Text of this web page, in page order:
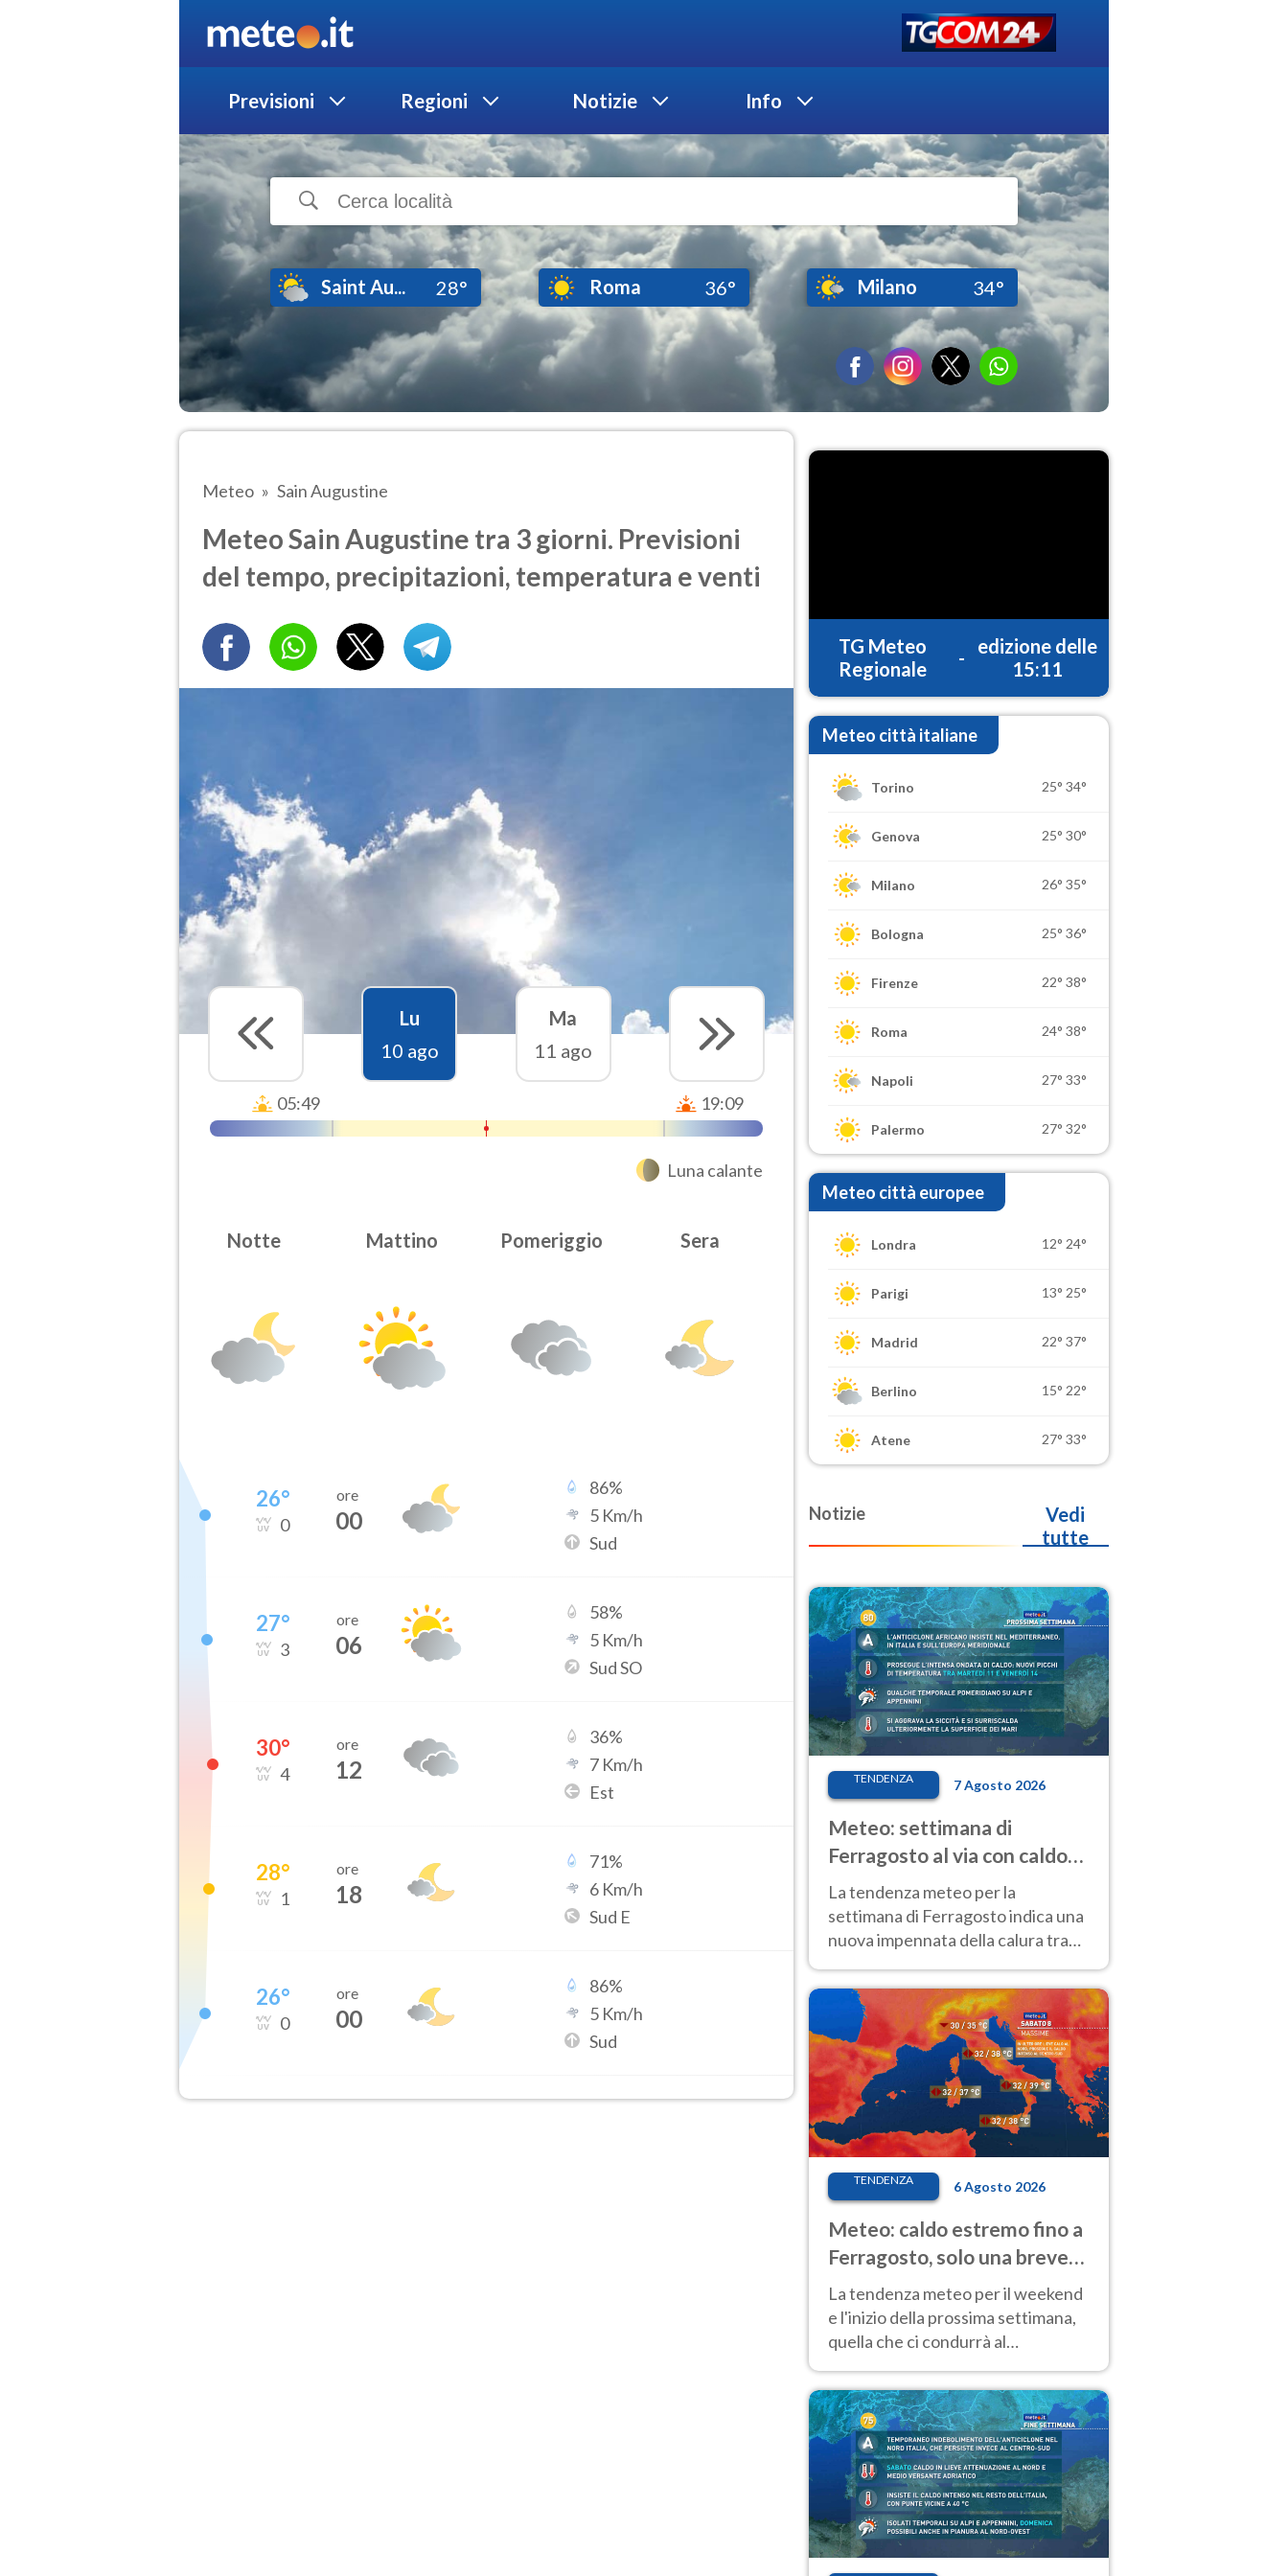
Previsioni Regioni Notizie Info
Saint Au... 28° Roma 36° Milano 34°
Meteo Sain Augustine
Meteo Sain Augustine tra 3 giorni. Previsioni
del tempo, precipitazioni, temperatura e venti
Lu
10 ago
Ma
11 ago
05:49 19:09
Luna calante
Notte Mattino Pomeriggio Sera
26°
0
ore
00
86%
5 Km/h
Sud
27°
3
ore
06
58%
5 Km/h
Sud SO
30°
4
ore
12
36%
7 Km/h
Est
28°
1
ore
18
71%
6 Km/h
Sud E
26°
0
ore
00
86%
5 Km/h
Sud
TG Meteo
Regionale
-
edizione delle
15:11
Meteo città italiane
Torino 25° 34°
Genova 25° 30°
Milano 26° 35°
Bologna 25° 36°
Firenze 22° 38°
Roma 24° 38°
Napoli 27° 33°
Palermo 27° 32°
Meteo città europee
Londra 12° 24°
Parigi 13° 25°
Madrid 22° 37°
Berlino 15° 22°
Atene 27° 33°
Notizie
Vedi
tutte
TENDENZA 7 Agosto 2026
Meteo: settimana di
Ferragosto al via con caldo
intenso e qualche temporale
La tendenza meteo per la
settimana di Ferragosto indica una
nuova impennata della calura tra
anche al Nord.
TENDENZA 6 Agosto 2026
Meteo: caldo estremo fino a
Ferragosto, solo una breve
pausa. Ecco dove
La tendenza meteo per il weekend
e l'inizio della prossima settimana,
quella che ci condurrà al
temperature molto elevate